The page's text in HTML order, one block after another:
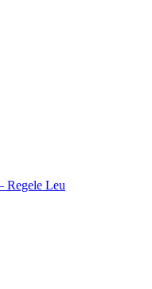
Regele Leu